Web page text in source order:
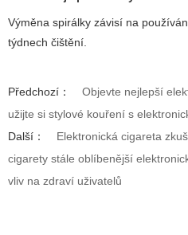
Výměna spirálky závisí na
týdnech čištění.
Předchozí：
Objevte nejlepší
užijte si stylové kouření s
Další：
Elektronická cigareta
cigarety stále oblíbenější
vliv na zdraví uživatelů